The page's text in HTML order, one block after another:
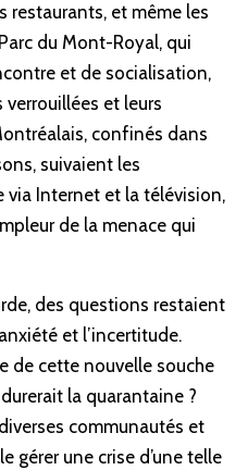
restaurants, et même les
du Mont-Royal, qui
et de socialisation,
et leurs
confinés dans
suivaient les
via Internet et la télévision,
de la menace qui
des questions restaient
et l’incertitude.
de cette nouvelle souche
la quarantaine ?
communautés et
gérer une crise d’une telle